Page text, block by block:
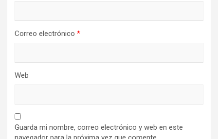
Correo electrónico *
Web
Guarda mi nombre, correo electrónico y web en este